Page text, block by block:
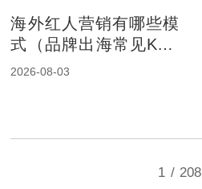
海外红人营销有哪些模
式（品牌出海常见KOL
合作方式解析）
2026-08-03
1 / 208